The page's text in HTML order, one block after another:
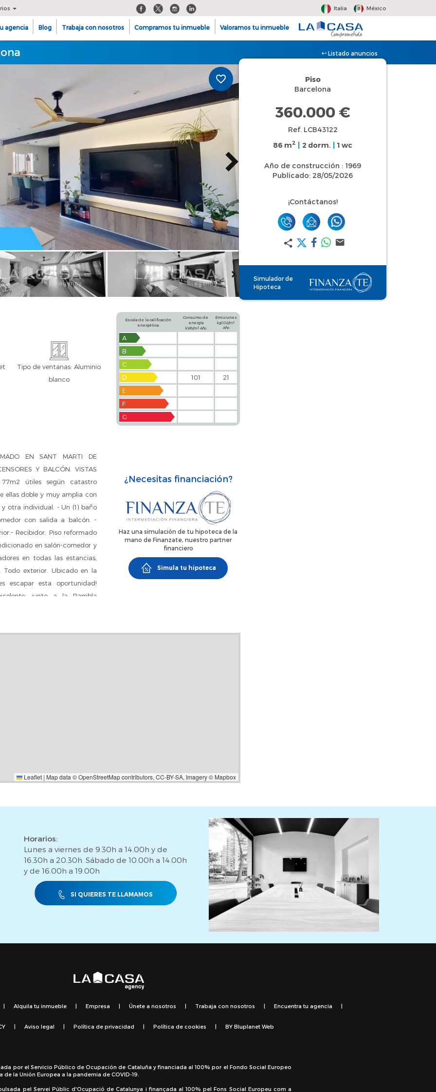
Italia México
agencia Blog Trabaja con nosotros Compramos tu inmueble Valoramos tu inmueble
Listado anuncios
Tipo de ventanas: Aluminio
blanco
Escala de la calificación
energética
Consumo de
energía
kWh/m2Año
Emisiones
kgCO2/m2
Año
A
B
C
D
101
21
E
F
G
EN SANT MARTI DE
Y BALCÓN. VISTAS
77m2 útiles según catastro
ellas doble y muy amplia con
otra individual. - Un (1) baño
con salida a balcón. -
Recibidor. Piso reformado
en salón-comedor y
en todas las estancias,
Todo exterior. Ubicado en la
escapar esta oportunidad!
junto a la Rambla
colegios, supermercados,
impuestos (ITP), gastos
subir hasta un 15% sobre el
del cliente comprador, ya sea
¿Necesitas financiación?
Haz una simulación de tu hipoteca de la
mano de Finanzate, nuestro partner
financiero
Simula tu hipoteca
Leaflet | Map data ©OpenStreetMapcontributors, CC-BY-SA, Imagery © Mapbox
Piso
Barcelona
360.000 €
Ref. LCB43122
86 m2 2 dorm. 1 wc
Año de construcción : 1969
Publicado: 28/05/2026
¡Contáctanos!
Simulador de
Hipoteca
Horarios:
Lunes a viernes de 9.30h a 14.00h y de
16.30h a 20.30h. Sábado de 10.00h a 14.00h
y de 16.00h a 19.00h
SI QUIERES TE LLAMAMOS
| Alquila tu inmueble | Empresa | Únete a nosotros | Trabaja con nosotros | Encuentra tu agencia |
| Aviso legal | Política de privacidad | Política de cookies | BY Bluplanet Web
por el Servicio Público de Ocupación de Cataluña y financiada al 100% por el Fondo Social Europeo
la Unión Europea a la pandemia de COVID-19.
pel Servei Públic d'Ocupació de Catalunya i finançada al 100% pel Fons Social Europeu com a